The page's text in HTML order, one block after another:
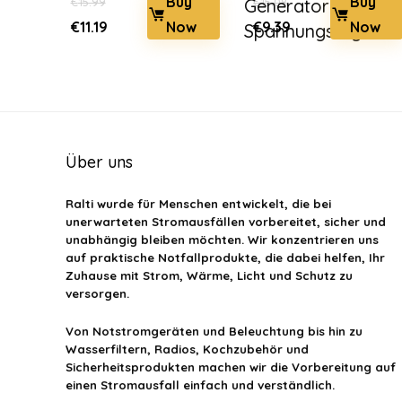
Ursprünglicher
€11.19AktuellerNow
Generator-
Spannungsreg...
Ursprünglicher
€9.39AktuellerNow
Über uns
Raltiwurde für Menschen entwickelt, die bei
unerwarteten Stromausfällen vorbereitet, sicher und
unabhängig bleiben möchten. Wir konzentrieren uns
auf praktische Notfallprodukte, die dabei helfen, Ihr
Zuhause mit Strom, Wärme, Licht und Schutz zu
versorgen.
Von Notstromgeräten und Beleuchtung bis hin zu
Wasserfiltern, Radios, Kochzubehör und
Sicherheitsprodukten machen wir die Vorbereitung auf
einen Stromausfall einfach und verständlich.